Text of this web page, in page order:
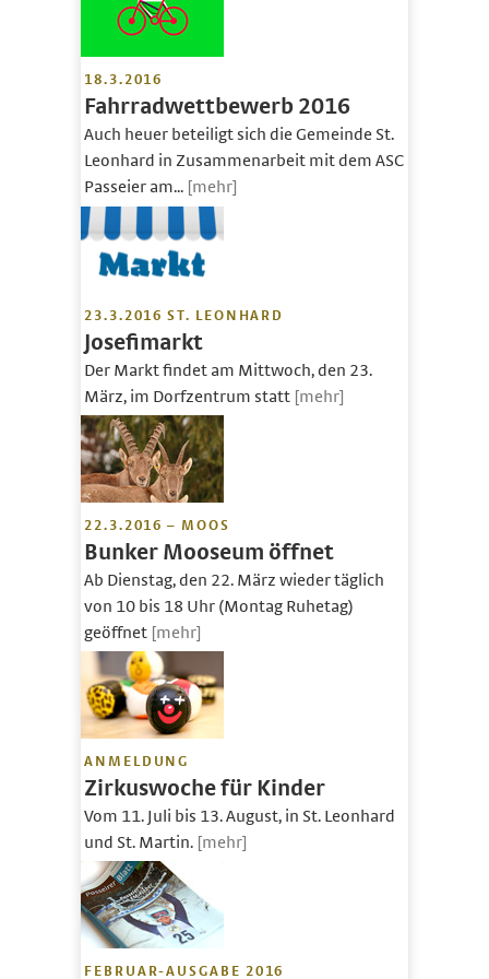
18.3.2016
Fahrradwettbewerb 2016
Auch heuer beteiligt sich die Gemeinde St.
Leonhard in Zusammenarbeit mit dem ASC
Passeier am... [mehr]
23.3.2016 ST. LEONHARD
Josefimarkt
Der Markt findet am Mittwoch, den 23.
März, im Dorfzentrum statt [mehr]
22.3.2016 – MOOS
Bunker Mooseum öffnet
Ab Dienstag, den 22. März wieder täglich
von 10 bis 18 Uhr (Montag Ruhetag)
geöffnet [mehr]
ANMELDUNG
Zirkuswoche für Kinder
Vom 11. Juli bis 13. August, in St. Leonhard
und St. Martin. [mehr]
FEBRUAR-AUSGABE 2016